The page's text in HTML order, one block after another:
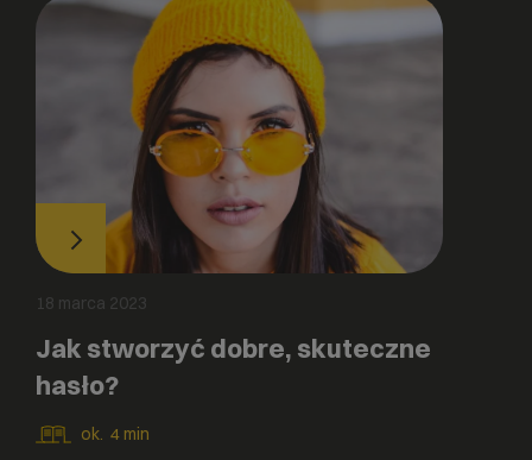
18 marca 2023
Jak stworzyć dobre, skuteczne
hasło?
ok. 4 min